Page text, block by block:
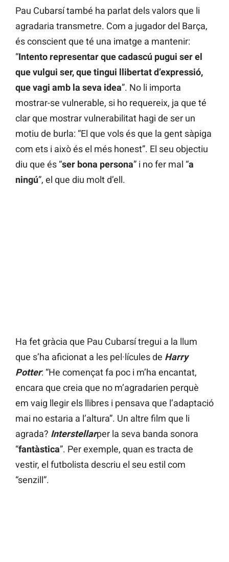
Pau Cubarsí també ha parlat dels valors que li
agradaria transmetre. Com a jugador del Barça,
és conscient que té una imatge a mantenir:
“Intento representar que cadascú pugui ser el
que vulgui ser, que tingui llibertat d’expressió,
que vagi amb la seva idea”. No li importa
mostrar-se vulnerable, si ho requereix, ja que té
clar que mostrar vulnerabilitat hagi de ser un
motiu de burla: “El que vols és que la gent sàpiga
com ets i això és el més honest”. El seu objectiu
diu que és “ser bona persona” i no fer mal “a
ningú”, el que diu molt d’ell.
Ha fet gràcia que Pau Cubarsí tregui a la llum
que s’ha aficionat a les pel·lícules de Harry
Potter: “He començat fa poc i m’ha encantat,
encara que creia que no m’agradarien perquè
em vaig llegir els llibres i pensava que l’adaptació
mai no estaria a l’altura”. Un altre film que li
agrada? Interstellarper la seva banda sonora
“fantàstica”. Per exemple, quan es tracta de
vestir, el futbolista descriu el seu estil com
“senzill”.